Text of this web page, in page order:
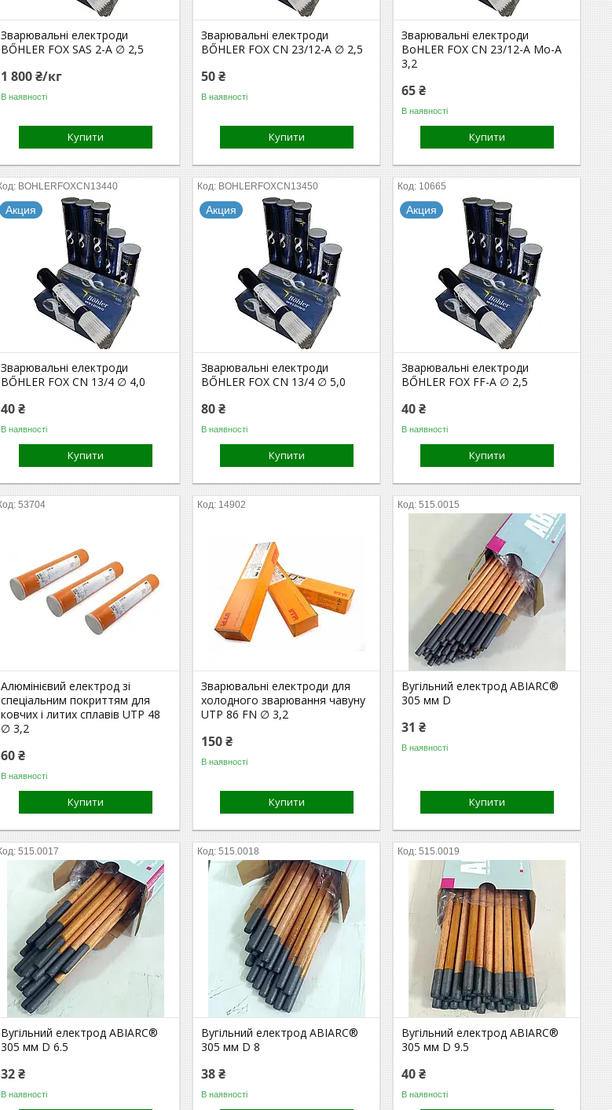
Зварювальні електроди
BŐHLER FOX SAS 2-A ∅ 2,5
1 800 ₴/кг
В наявності
Купити
Зварювальні електроди
BŐHLER FOX CN 23/12-A ∅ 2,5
50 ₴
В наявності
Купити
Зварювальні електроди
BoHLER FOX CN 23/12-A Mo-A
3,2
65 ₴
В наявності
Купити
BOHLERFOXCN13440
Акция
Зварювальні електроди
BŐHLER FOX CN 13/4 ∅ 4,0
40 ₴
В наявності
Купити
BOHLERFOXCN13450
Акция
Зварювальні електроди
BŐHLER FOX CN 13/4 ∅ 5,0
80 ₴
В наявності
Купити
10665
Акция
Зварювальні електроди
BŐHLER FOX FF-A ∅ 2,5
40 ₴
В наявності
Купити
53704
Алюмінієвий електрод зі
спеціальним покриттям для
ковчих і литих сплавів UTP 48
∅ 3,2
60 ₴
В наявності
Купити
14902
Зварювальні електроди для
холодного зварювання чавуну
UTP 86 FN ∅ 3,2
150 ₴
В наявності
Купити
515.0015
Вугільний електрод ABIARC®
305 мм D
31 ₴
В наявності
Купити
515.0017
Вугільний електрод ABIARC®
305 мм D 6.5
32 ₴
В наявності
515.0018
Вугільний електрод ABIARC®
305 мм D 8
38 ₴
В наявності
515.0019
Вугільний електрод ABIARC®
305 мм D 9.5
40 ₴
В наявності